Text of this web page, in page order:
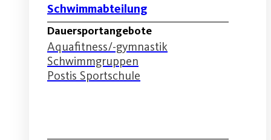
Schwimmabteilung
Dauersportangebote
Aquafitness/-gymnastik
Schwimmgruppen
Postis Sportschule